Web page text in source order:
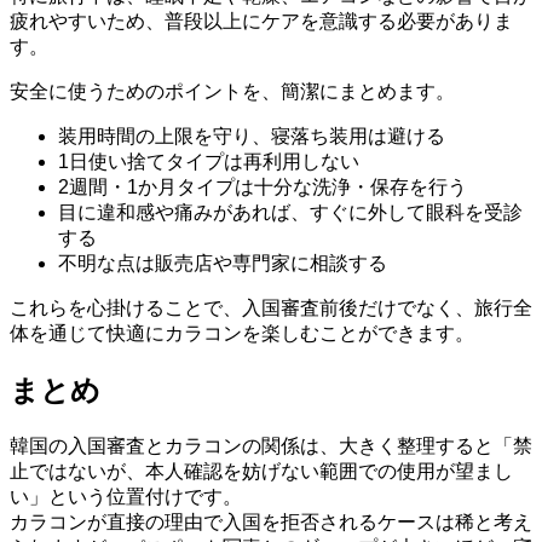
疲れやすいため、普段以上にケアを意識する必要がありま
す。
安全に使うためのポイントを、簡潔にまとめます。
装用時間の上限を守り、寝落ち装用は避ける
1日使い捨てタイプは再利用しない
2週間・1か月タイプは十分な洗浄・保存を行う
目に違和感や痛みがあれば、すぐに外して眼科を受診
する
不明な点は販売店や専門家に相談する
これらを心掛けることで、入国審査前後だけでなく、旅行全
体を通じて快適にカラコンを楽しむことができます。
まとめ
韓国の入国審査とカラコンの関係は、大きく整理すると「禁
止ではないが、本人確認を妨げない範囲での使用が望まし
い」という位置付けです。
カラコンが直接の理由で入国を拒否されるケースは稀と考え